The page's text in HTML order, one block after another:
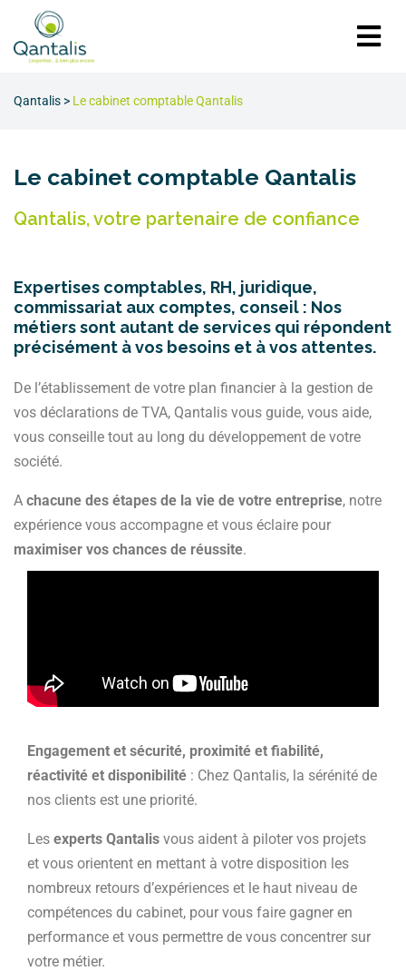
Qantalis > Le cabinet comptable Qantalis
Le cabinet comptable Qantalis
Qantalis, votre partenaire de confiance
Expertises comptables, RH, juridique,
commissariat aux comptes, conseil : Nos
métiers sont autant de services qui répondent
précisément à vos besoins et à vos attentes.
De l’établissement de votre plan financier à la gestion de
vos déclarations de TVA, Qantalis vous guide, vous aide,
vous conseille tout au long du développement de votre
société.
A chacune des étapes de la vie de votre entreprise, notre
expérience vous accompagne et vous éclaire pour
maximiser vos chances de réussite.
Engagement et sécurité, proximité et fiabilité,
réactivité et disponibilité : Chez Qantalis, la sérénité de
nos clients est une priorité.
Les experts Qantalis vous aident à piloter vos projets
et vous orientent en mettant à votre disposition les
nombreux retours d’expériences et le haut niveau de
compétences du cabinet, pour vous faire gagner en
performance et vous permettre de vous concentrer sur
votre métier.